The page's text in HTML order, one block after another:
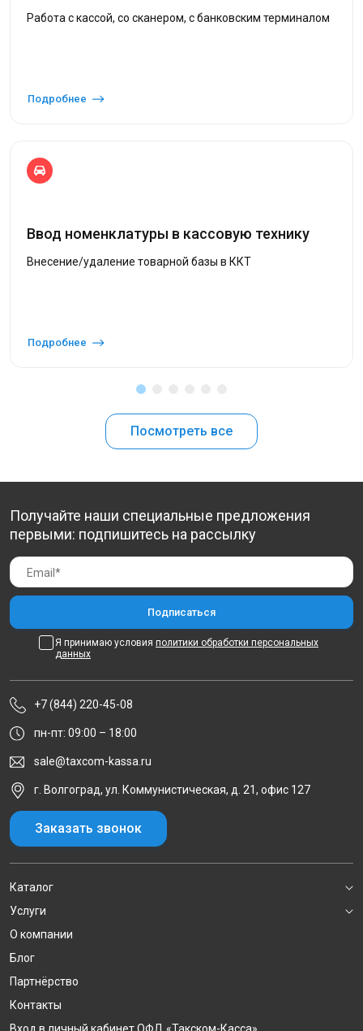
Работа с кассой, со сканером, с банковским терминалом
Подробнее
Ввод номенклатуры в кассовую технику
Внесение/удаление товарной базы в ККТ
Подробнее
Посмотреть все
Получайте наши специальные предложения
первыми: подпишитесь на рассылку
Я принимаю условия политики обработки персональных
данных
+7 (844) 220-45-08
пн-пт: 09:00 – 18:00
sale@taxcom-kassa.ru
г. Волгоград, ул. Коммунистическая, д. 21, офис 127
Заказать звонок
Каталог
Услуги
О компании
Блог
Партнёрство
Контакты